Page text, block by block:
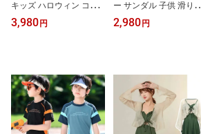
キッズ ハロウィン コス
プレ 仮装 メイド服 ゴス
ロリ ロリータ ワンピー
クター アニメ 衣装 コス
チューム
3,980 円
ー サンダル 子供 滑り止
め 可愛い 軽量 赤ちゃん
パーティー ガールズ 女
園式 卒園式 マジックテ
2,980 円